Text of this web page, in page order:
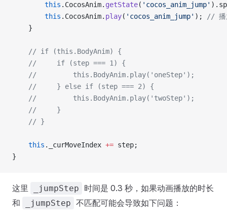
        this
.CocosAnim. getState( 'cocos_anim_jump'
        this
.CocosAnim. play( 'cocos_anim_jump' );
// 播
    }
    // if (this.BodyAnim) {
    //     if (step === 1) {
    //         this.BodyAnim.play('oneStep');
    //     } else if (step === 2) {
    //         this.BodyAnim.play('twoStep');
    //     }
    // }
    this
._curMoveIndex += step;
}
这里 _jumpStep
时间是 0.3 秒，如果动画播放的时长
和
_jumpStep 不匹配可能会导致如下问题：